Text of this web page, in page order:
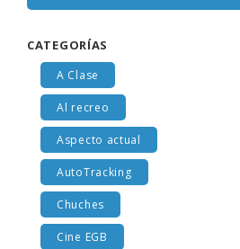
CATEGORÍAS
A Clase
Al recreo
Aspecto actual
AutoTracking
Chuches